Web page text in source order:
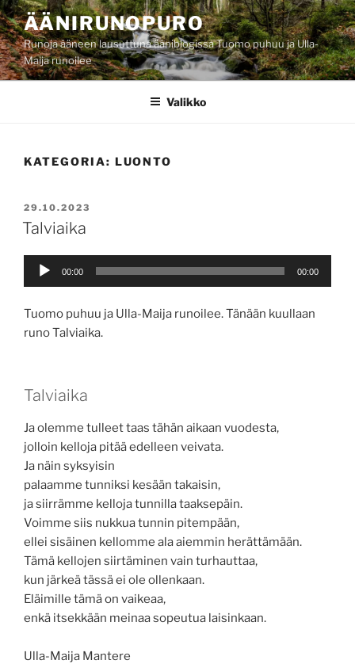
Siirry
sisältöönÄÄNIRUNOPURO
Runoja ääneen lausuttuna ääniblogissa Tuomo puhuu ja Ulla-
Maija runoilee
Valikko
KATEGORIA: LUONTO
JULKAISTU
29.10.2023
Talviaika
Äänitoistin
00:00 00:00
Tuomo puhuu ja Ulla-Maija runoilee. Tänään kuullaan
runo Talviaika.
Talviaika
Ja olemme tulleet taas tähän aikaan vuodesta,
jolloin kelloja pitää edelleen veivata.
Ja näin syksyisin
palaamme tunniksi kesään takaisin,
ja siirrämme kelloja tunnilla taaksepäin.
Voimme siis nukkua tunnin pitempään,
ellei sisäinen kellomme ala aiemmin herättämään.
Tämä kellojen siirtäminen vain turhauttaa,
kun järkeä tässä ei ole ollenkaan.
Eläimille tämä on vaikeaa,
enkä itsekkään meinaa sopeutua laisinkaan.
Ulla-Maija Mantere